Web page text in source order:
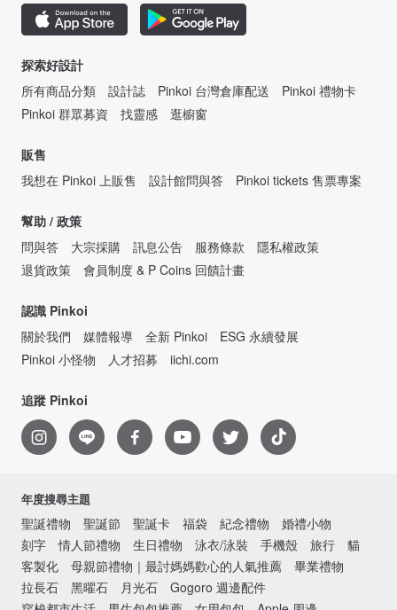
探索好設計
所有商品分類
設計誌 Pinkoi 台灣倉庫配送
Pinkoi 禮物卡
Pinkoi 群眾募資
找靈感 逛櫥窗
販售
我想在 Pinkoi 上販售
設計館問與答 Pinkoi tickets 售票專案
幫助 / 政策
問與答
大宗採購 訊息公告 服務條款
隱私權政策
退貨政策
會員制度 & P Coins 回饋計畫
認識 Pinkoi
關於我們
媒體報導 全新 Pinkoi
ESG 永續發展
Pinkoi 小怪物
人才招募 iichi.com
追蹤 Pinkoi
年度搜尋主題
聖誕禮物 聖誕節 聖誕卡 福袋 紀念禮物
婚禮小物
刻字
情人節禮物 生日禮物 泳衣/泳裝 手機殼 旅行
貓
客製化
母親節禮物｜最討媽媽歡心的人氣推薦
畢業禮物
拉長石
黑曜石 月光石
Gogoro 週邊配件